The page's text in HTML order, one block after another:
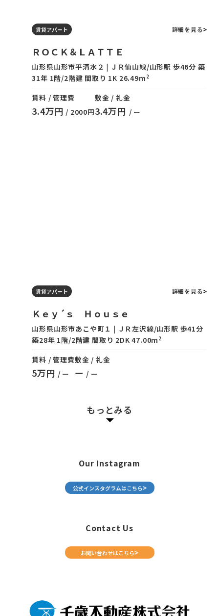
賃貸アパート 詳細を見る
ＲＯＣＫ＆ＬＡＴＴＥ
山形県山形市平清水２ | ＪＲ仙山線/山形駅 歩46分 築
31年 1階/2階建 間取り 1K 26.49m 2
賃料 / 管理費
3.4万円 / 2000円
敷金 / 礼金
3.4万円 / ー
賃貸アパート 詳細を見る
Ｋｅｙ´ｓ Ｈｏｕｓｅ
山形県山形市あこや町１ | ＪＲ左沢線/山形駅 歩41分
築28年 1階/2階建 間取り 2DK 47.00m 2
賃料 / 管理費
5万円 / ー
敷金 / 礼金
ー / ー
もっとみる
Our Instagram
公式インスタグラムはこちら
Contact Us
お問い合わせはこちら